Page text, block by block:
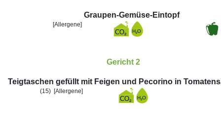
Graupen-Gemüse-Eintopf
[Allergene]
Gericht 2
Teigtaschen gefüllt mit Feigen und Pecorino in
(15) [Allergene]